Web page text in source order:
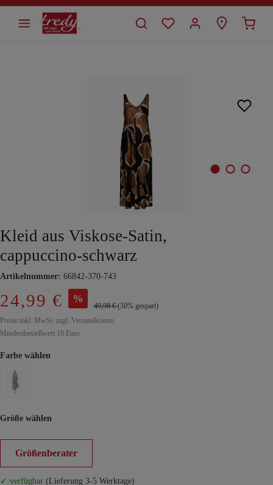
springen
Kleid aus Viskose-Satin,
cappuccino-schwarz
Artikelnummer: 66842-370-743
24,99 € %
49,98 €(50% gespart)
Preise inkl. MwSt. zzgl. Versandkosten
Mindestbestellwert 10 Euro
Farbe wählen
Größe wählen
Größenberater
✓ verfügbar (Lieferung 3-5 Werktage)